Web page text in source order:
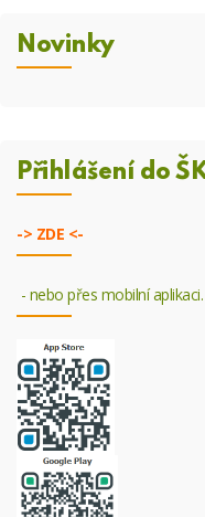
Novinky
Přihlášení do
-> ZDE <-
- nebo přes mobilní aplikaci.